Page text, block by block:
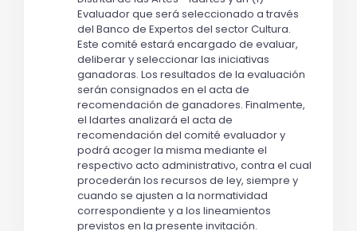
Evaluador que será seleccionado a través
del Banco de Expertos del sector Cultura.
Este comité estará encargado de evaluar,
deliberar y seleccionar las iniciativas
ganadoras. Los resultados de la evaluación
serán consignados en el acta de
recomendación de ganadores. Finalmente,
el Idartes analizará el acta de
recomendación del comité evaluador y
podrá acoger la misma mediante el
respectivo acto administrativo, contra el cual
procederán los recursos de ley, siempre y
cuando se ajusten a la normatividad
correspondiente y a los lineamientos
previstos en la presente invitación.